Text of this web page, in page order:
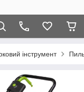
інструмент